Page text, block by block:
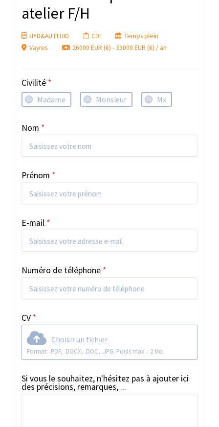
atelier F/H
HYD&AU FLUID CDI
Temps plein
Vayres
26000 EUR (€) - 33000 EUR (€) / an
Civilité *
Madame Monsieur Mx
Nom *
Prénom *
E-mail *
Numéro de téléphone *
CV *
Choisir un fichier
Format: .PDF, .DOCX, .DOC, .JPG. Poids max. : 2 Mo.
Si vous le souhaitez, n'hésitez pas à ajouter ici
des précisions, remarques, ...